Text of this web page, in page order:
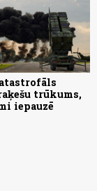
trūkums,
iepauzē